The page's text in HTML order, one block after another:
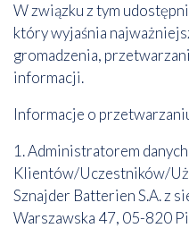
W związku z tym
który wyjaśnia
gromadzenia,
informacji.
Informacje o
1. Administratorem
Klientów/Uczestników/
Sznajder Batterien S.A. z
Warszawska 47, 05-820